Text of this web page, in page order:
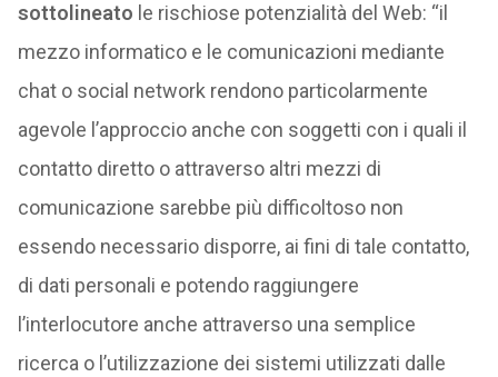
sottolineato le rischiose potenzialità del Web: “il
mezzo informatico e le comunicazioni mediante
chat o social network rendono particolarmente
agevole l’approccio anche con soggetti con i quali il
contatto diretto o attraverso altri mezzi di
comunicazione sarebbe più difficoltoso non
essendo necessario disporre, ai fini di tale contatto,
di dati personali e potendo raggiungere
l’interlocutore anche attraverso una semplice
ricerca o l’utilizzazione dei sistemi utilizzati dalle